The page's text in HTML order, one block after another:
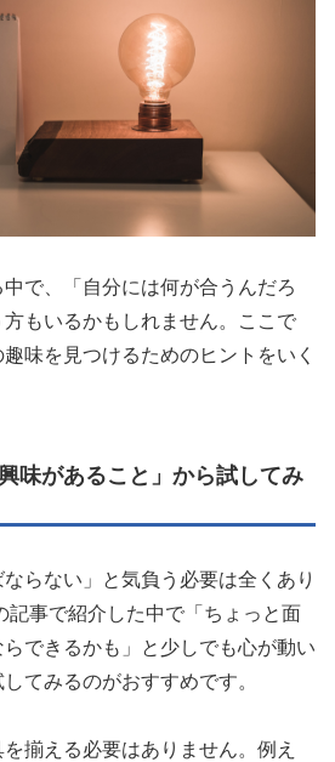
で、「自分には何が合うんだろ
もいるかもしれません。ここで
味を見つけるためのヒントをいく
味があること」から試してみ
ならない」と気負う必要は全くあり
記事で紹介した中で「ちょっと面
できるかも」と少しでも心が動い
てみるのがおすすめです。
揃える必要はありません。例え